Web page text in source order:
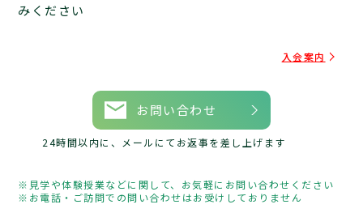
みください
入会案内
お問い合わせ
24時間以内に、メールにてお返事を差し上げます
見学や体験授業などに関して、お気軽にお問い合わせください
お電話・ご訪問での問い合わせはお受けしておりません